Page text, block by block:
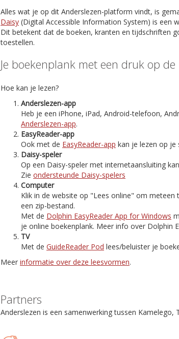
Alles wat je op dit Anderslezen-platform vindt, is
Daisy (Digital Accessible Information System) is een
Dit betekent dat de boeken, kranten en tijdschriften
toestellen.
Je boekenplank met een druk op
Hoe kan je lezen?
Anderslezen-app
Heb je een iPhone, iPad, Android-telefoon,
Anderslezen-app.
EasyReader-app
Ook met de EasyReader-app kan je lezen op je
Daisy-speler
Op een Daisy-speler met internetaansluiting
Zie ondersteunde Daisy-spelers
Computer
Klik in de website op "Lees online" om
een zip-bestand.
Met de Dolphin EasyReader App for Windows
je online boekenplank. Meer info over Dolphin
TV
Met de GuideReader Pod lees/beluister je
Meer informatie over deze leesvormen.
Partners
Anderslezen is een samenwerking tussen